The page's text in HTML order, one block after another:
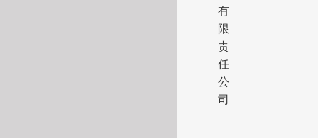
有
限
责
任
公
司